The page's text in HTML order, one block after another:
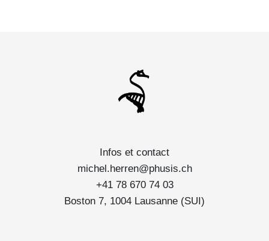
Infos et contact
michel.herren@phusis.ch
+41 78 670 74 03
Boston 7, 1004 Lausanne (SUI)